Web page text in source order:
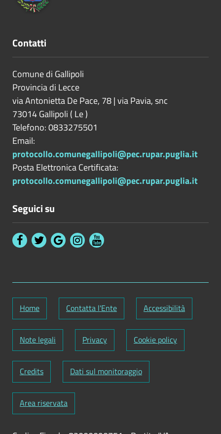
Contatti
Comune di Gallipoli
Provincia di Lecce
via Antonietta De Pace, 78 | via Pavia, snc
73014Gallipoli ( Le)
Telefono: 0833275501
Email:
protocollo.comunegallipoli@pec.rupar.puglia.it
Posta Elettronica Certificata:
protocollo.comunegallipoli@pec.rupar.puglia.it
Seguici su
Home Contatta l'Ente Accessibilità
Note legali Privacy Cookie policy
Credits Dati sul monitoraggio
Area riservata